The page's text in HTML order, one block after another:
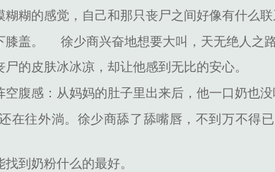
糊的感觉，自己和那只丧尸之间好像有什么
盖。
徐少商兴奋地想要大叫，天无绝人之
的皮肤冰冰凉，却让他感到无比的安心。
腹感：从妈妈的肚子里出来后，他一口奶也没
在往外淌。徐少商舔了舔嘴唇，不到万不得
到奶粉什么的最好。